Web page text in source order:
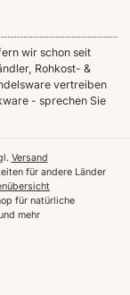
wir schon seit
Rohkost- &
vertreiben
- sprechen Sie
für natürliche
mehr
Versand
für andere Länder